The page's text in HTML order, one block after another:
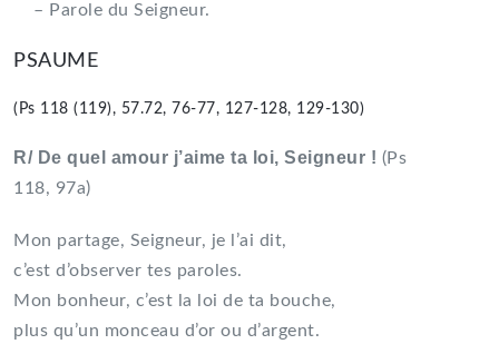
– Parole du Seigneur.
PSAUME
(Ps 118 (119), 57.72, 76-77, 127-128, 129-130)
R/ De quel amour j’aime ta loi, Seigneur ! (Ps
118, 97a)
Mon partage, Seigneur, je l’ai dit,
c’est d’observer tes paroles.
Mon bonheur, c’est la loi de ta bouche,
plus qu’un monceau d’or ou d’argent.